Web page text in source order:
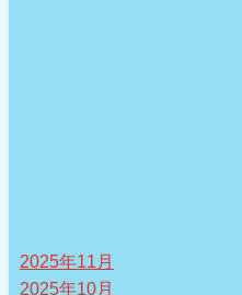
2025年11月
2025年10月